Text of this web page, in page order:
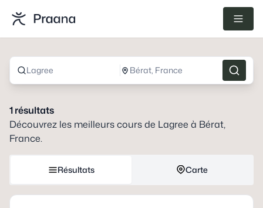
Lagree Bérat, France
1résultats
Découvrez les meilleurs cours de Lagree à Bérat,
France.
Résultats Carte